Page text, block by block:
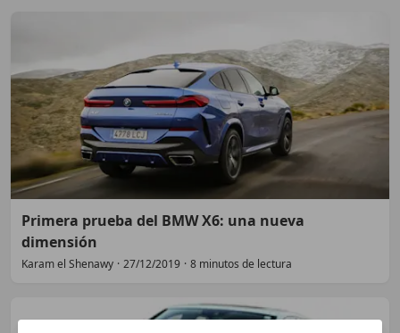
Primera prueba del BMW X6: una nueva
dimensión
Karam el Shenawy · 27/12/2019 · 8 minutos de lectura